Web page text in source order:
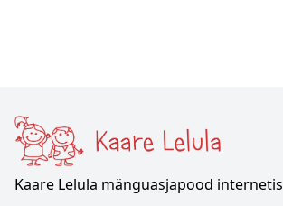
Kaare Lelula mänguasjapood internetis